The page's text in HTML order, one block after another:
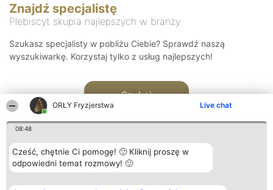
ORŁY Fryzjerstwa Live chat
08:48
Cześć, chętnie Ci pomogę! 🙂 Kliknij proszę w
odpowiedni temat rozmowy! 🙂
Znajdź specjalistę
Plebiscyt skupia najlepszych w branży
Szukasz specjalisty w pobliżu Ciebie? Sprawdź naszą
wyszukiwarkę. Korzystaj tylko z usług najlepszych!
Szukaj
Organizator plebiscytu Plebiscyt Kontakt